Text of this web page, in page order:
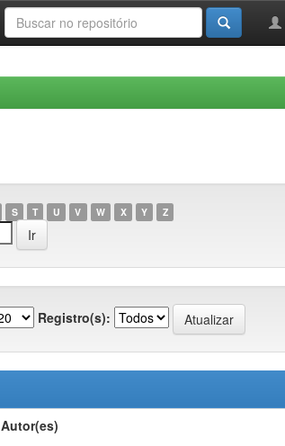
S T U V W X Y Z
Registro(s):
Autor(es)